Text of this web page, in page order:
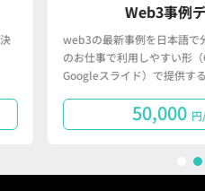
Web3事例
web3の最新事例を日本語で
のお仕事で利用しやすい形
Googleスライド）で提供す
50,000 円